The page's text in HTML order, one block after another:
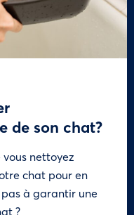
de son chat?
nettoyez
chat pour en
à garantir une
?